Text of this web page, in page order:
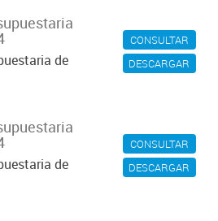
CONSULTAR
DESCARGAR
de
CONSULTAR
DESCARGAR
de